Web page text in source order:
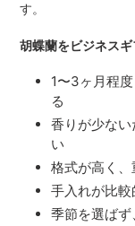
す。
胡蝶蘭をビジネス
1〜3ヶ月程
る
香りが少な
い
格式が高く
手入れが比
季節を選ば